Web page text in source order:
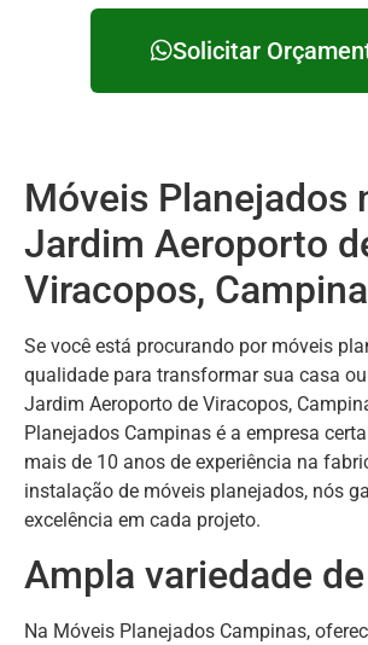
Solicitar
Móveis Planejados
Jardim Aeroporto
Viracopos,
Se você está procurando por móveis
qualidade para transformar sua casa
Jardim Aeroporto de Viracopos,
Planejados Campinas é a empresa
mais de 10 anos de experiência na
instalação de móveis planejados, nós
excelência em cada projeto.
Ampla variedade
Na Móveis Planejados Campinas,